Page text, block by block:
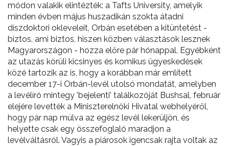
módon valakik elintézték: a Tafts University, amelyik
minden évben május huszadikán szokta átadni
díszdoktori okleveleit, Orbán esetében a kitüntetést -
biztos, ami biztos, hiszen közben választások lesznek
Magyarországon - hozza előre pár hónappal. Egyébként
az utazás körüli kicsinyes és komikus ügyeskedések
közé tartozik az is, hogy a korábban már említett
december 17-i Orbán-levél utolsó mondatát, amelyben
a levélíró mintegy 'bejelenti' találkozóját Bushsal, február
elejére levették a Miniszterelnöki Hivatal webhelyéről,
hogy pár nap múlva az egész levél lekerüljön, és
helyette csak egy összefoglaló maradjon a
levélváltásról. Vagyis a piárosok igencsak rajta voltak az